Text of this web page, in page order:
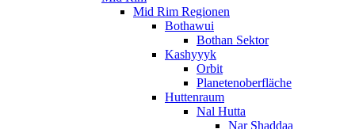
Mid Rim Regionen
Bothawui
Bothan Sektor
Kashyyyk
Orbit
Planetenoberfläche
Huttenraum
Nal Hutta
Nar Shaddaa